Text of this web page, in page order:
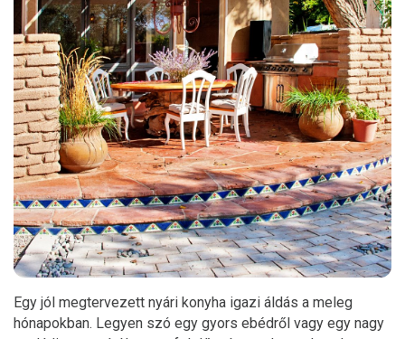
Egy jól megtervezett nyári konyha igazi áldás a meleg
hónapokban. Legyen szó egy gyors ebédről vagy egy nagy